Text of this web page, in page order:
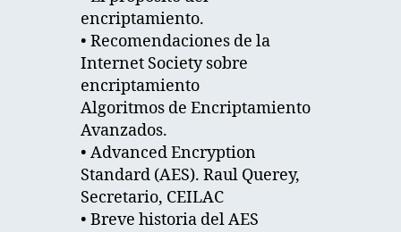
encriptamiento.
• Recomendaciones de la
Internet Society sobre
encriptamiento
Algoritmos de Encriptamiento
Avanzados.
• Advanced Encryption
Standard (AES). Raul Querey,
Secretario, CEILAC
• Breve historia del AES